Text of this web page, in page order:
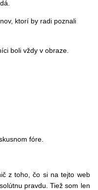
ktorí by radi poznali
boli vždy v obraze.
fóre.
z toho, čo si na tejto web
pravdu. Tiež som len